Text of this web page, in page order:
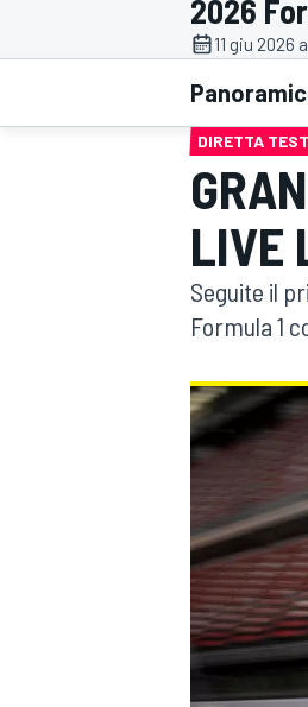
MOTOGP
WRC
2026
11 giu 2026
DIRETTA
LIVE
Seguite il
Formula 1